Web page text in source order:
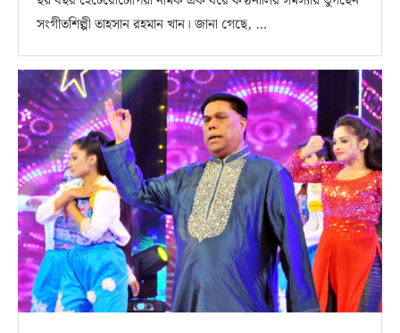
সংগীতশিল্পী তাহসান রহমান খান। জানা গেছে, …